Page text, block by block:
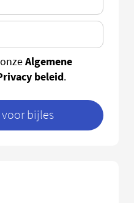
Algemene
beleid.
bijles